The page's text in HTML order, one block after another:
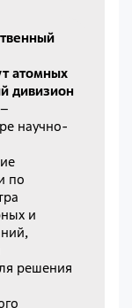
атомных
дивизион
–
научно-
по
и
решения